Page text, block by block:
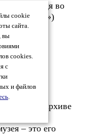
уходя во
тьмы..»)
в архиве
в
– это его
cookie
сайта.
вы
cookies.
с
и файлов
.